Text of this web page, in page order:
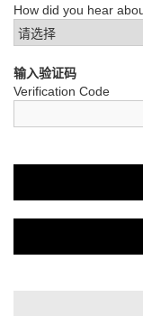
How did you hear
输入验证码
Verification Code